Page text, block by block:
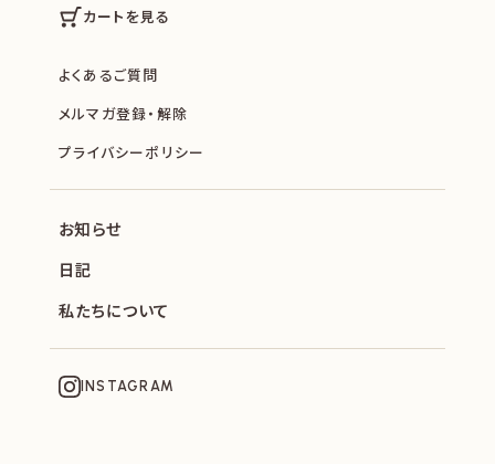
カートを見る
よくあるご質問
メルマガ登録・解除
プライバシーポリシー
お知らせ
日記
私たちについて
INSTAGRAM